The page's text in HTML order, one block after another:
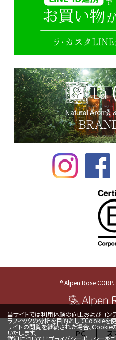
® Alpen Rose
PC ス
当サイトでは利用体験の向上およびコン
ラフィックの分析を目的としてCookieを
サイトの閲覧を継続された場合、Cookie
いたします。